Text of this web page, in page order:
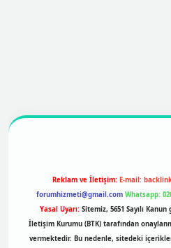
Reklam ve İletişim: E-mail:
forumhizmeti@gmail.com Whatsapp:
Yasal Uyarı: Sitemiz, 5651 Sayılı
İletişim Kurumu (BTK) tarafından
vermektedir. Bu nedenle, sitedeki